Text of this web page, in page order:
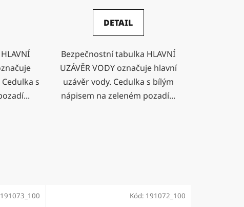
s
DETAIL
Bezpečnostní tabulka HLAVNÍ
UZÁVĚR VODY označuje hlavní
uzávěr vody. Cedulka s bílým
nápisem na zeleném pozadí...
191073_100 Kód: 191072_100